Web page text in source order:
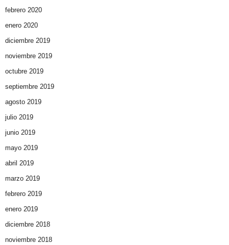
febrero 2020
enero 2020
diciembre 2019
noviembre 2019
octubre 2019
septiembre 2019
agosto 2019
julio 2019
junio 2019
mayo 2019
abril 2019
marzo 2019
febrero 2019
enero 2019
diciembre 2018
noviembre 2018